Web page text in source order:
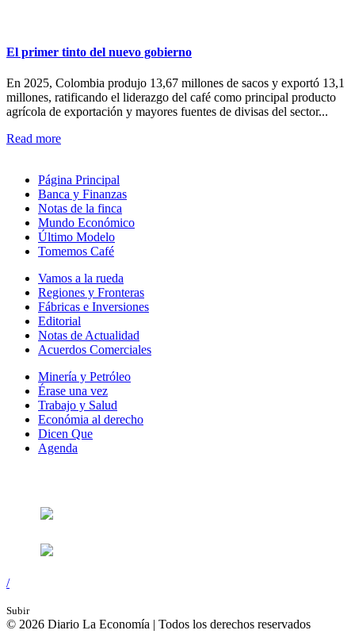
El primer tinto del nuevo gobierno
En 2025, Colombia produjo 13,67 millones de sacos y exportó 13,1
millones, ratificando el liderazgo del café como principal producto
agrícola de exportación y mayores fuentes de divisas del sector...
Read more
Página Principal
Banca y Finanzas
Notas de la finca
Mundo Económico
Último Modelo
Tomemos Café
Vamos a la rueda
Regiones y Fronteras
Fábricas e Inversiones
Editorial
Notas de Actualidad
Acuerdos Comerciales
Minería y Petróleo
Érase una vez
Trabajo y Salud
Económia al derecho
Dicen Que
Agenda
/
Subir
© 2026 Diario La Economía | Todos los derechos reservados